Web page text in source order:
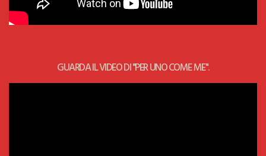
GUARDA IL VIDEO DI "PER UNO COME ME".